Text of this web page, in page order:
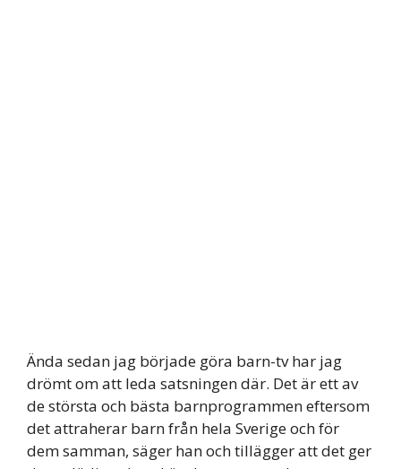
Ända sedan jag började göra barn-tv har jag
drömt om att leda satsningen där. Det är ett av
de största och bästa barnprogrammen eftersom
det attraherar barn från hela Sverige och för
dem samman, säger han och tillägger att det ger